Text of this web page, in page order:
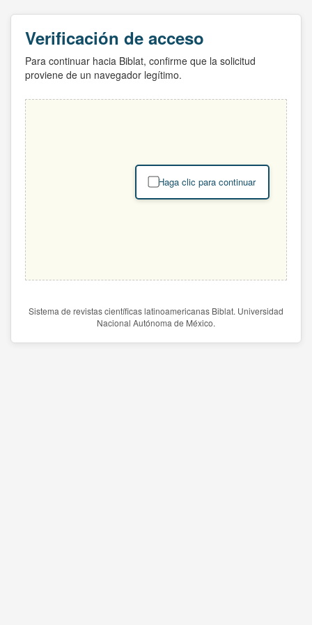
Verificación de acceso
Para continuar hacia Biblat, confirme que la solicitud
proviene de un navegador legítimo.
Haga clic para continuar
Sistema de revistas científicas latinoamericanas Biblat. Universidad
Nacional Autónoma de México.